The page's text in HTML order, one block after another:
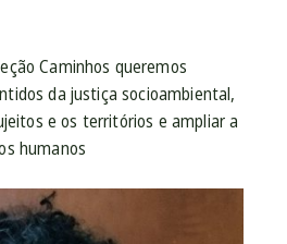
Caminhos queremos
da justiça socioambiental,
e os territórios e ampliar a
humanos